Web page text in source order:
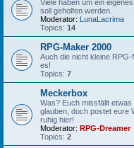
Viele haben um ein
soll geholfen werden.
Moderator: LunaLacrima
Topics: 14
RPG-Maker 2000
Auch die nicht kleine
es!
Topics: 7
Meckerbox
Was? Euch missfällt
glauben, doch postet eure
ruhig hier!
Moderator: RPG-Dreamer
Topics: 2